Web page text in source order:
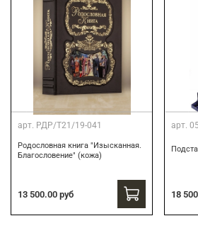
арт. РДР/Т21/19-041
Родословная книга "Изысканная.
Благословение" (кожа)
13 500.00 руб
арт.
18